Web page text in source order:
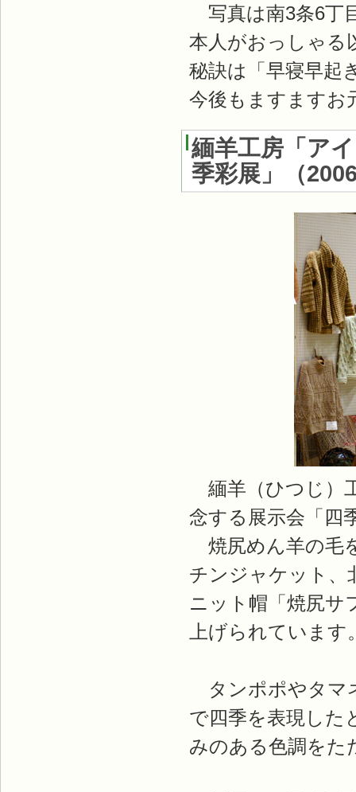
写真は南3条6丁
本人がおっしゃる
秘訣は「早寝早起
今後もますますお
緬羊工房「ア
季彩展」
（
緬羊（ひつじ）
念する展示会「四
焼尻めん羊の毛
チンジャケット、
ニット帽「焼尻サ
上げられています
タンポポやタマ
で四季を表現した
みのある色調をた